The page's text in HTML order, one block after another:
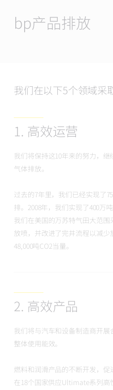
bp产品排放
我们在以下5个领域采
1. 高效运营
我们将保持这10年来的努力，
气体排放。
过去的7年里，我们已经实现了
排。2008年，我们实现了400万
我们在美国的万苏特气田大范
放喷，并改进了完井流程以减少
48,000吨CO2当量。
2. 高效产品
我们将与汽车和设备制造商开
整体使用能效。
燃料和润滑产品的不断开发，
在18个国家供应Ultimate系列高